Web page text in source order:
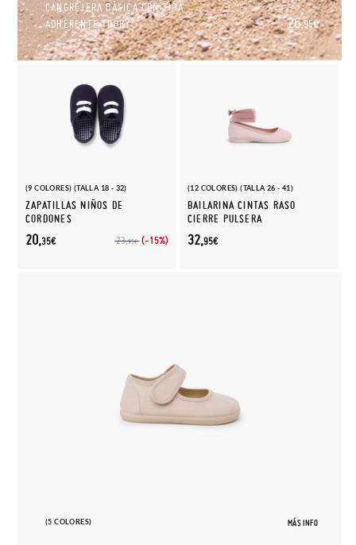
CANGREJERA BÁSICA CON TIRA
ADHERENTE TOBBY
26,95€
(9 COLORES) (TALLA 18 - 32)
ZAPATILLAS NIÑOS DE
CORDONES
23,95€ (-15%)
20,35€
(12 COLORES) (TALLA 26 - 41)
BAILARINA CINTAS RASO
CIERRE PULSERA
32,95€
(5 COLORES) MÁS INFO